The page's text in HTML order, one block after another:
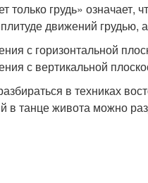
только грудь»
движений грудью,
с горизонтальной
с вертикальной
в техниках
в танце живота можно